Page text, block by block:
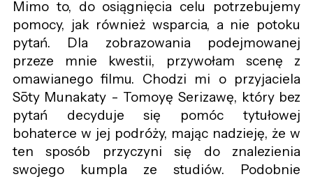
Mimo to, do osiągnięcia celu potrzebujemy
pomocy, jak również wsparcia, a nie potoku
pytań. Dla zobrazowania podejmowanej
przeze mnie kwestii, przywołam scenę z
omawianego filmu. Chodzi mi o przyjaciela
Sōty Munakaty - Tomoyę Serizawę, który bez
pytań decyduje się pomóc tytułowej
bohaterce w jej podróży, mając nadzieję, że w
ten sposób przyczyni się do znalezienia
swojego kumpla ze studiów. Podobnie